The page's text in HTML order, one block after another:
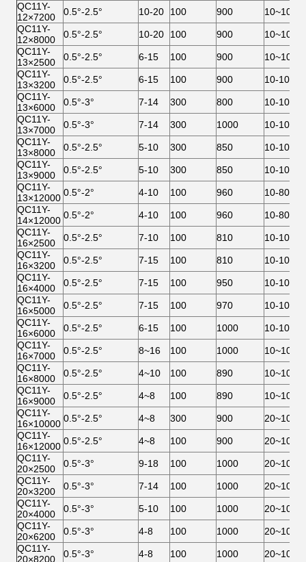
QC11Y-
12×7200
0.5°-2.5° 10-20 100 900
10~1000
QC11Y-
12×8000
0.5°-2.5° 10-20 100 900
10~1000
QC11Y-
13×2500
0.5°-2.5° 6-15 100 900
10~1000
QC11Y-
13×3200
0.5°-2.5° 6-15 100 900
10-1000
QC11Y-
13×6000
0.5°-3° 7-14 300 800
10-1000
QC11Y-
13×7000
0.5°-3° 7-14 300 1000
10-1000
QC11Y-
13×8000
0.5°-2.5° 5-10 300 850
10-1000
QC11Y-
13×9000
0.5°-2.5° 5-10 300 850
10-1000
QC11Y-
13×12000 0.5°-2° 4-10 100 960
10-800
QC11Y-
14×12000 0.5°-2° 4-10 100 960
10-800
QC11Y-
16×2500
0.5°-2.5° 7-10 100 810
10-1000
QC11Y-
16×3200
0.5°-2.5° 7-15 100 810
10-1000
QC11Y-
16×4000
0.5°-2.5° 7-15 100 950
10-1000
QC11Y-
16×5000
0.5°-2.5° 7-15 100 970
10-1000
QC11Y-
16×6000
0.5°-2.5° 6-15 100 1000
10-1000
QC11Y-
16×7000
0.5°-2.5° 8~16 100 1000
10~1000
QC11Y-
16×8000
0.5°-2.5° 4~10 100 890
10~1000
QC11Y-
16×9000
0.5°-2.5° 4~8 100 890
10~1000
QC11Y-
16×10000 0.5°-2.5° 4~8 300 900
20~1000
QC11Y-
16×12000 0.5°-2.5° 4~8 100 900
20~1000
QC11Y-
20×2500
0.5°-3° 9-18 100 1000
20~1000
QC11Y-
20×3200
0.5°-3° 7-14 100 1000
20~1000
QC11Y-
20×4000
0.5°-3° 5-10 100 1000
20~1000
QC11Y-
20×6200
0.5°-3° 4-8 100 1000
20~1000
QC11Y-
20×8200
0.5°-3° 4-8 100 1000
20~1000